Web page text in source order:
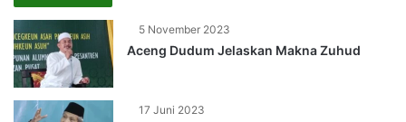
5 November 2023
Aceng Dudum Jelaskan Makna Zuhud
17 Juni 2023